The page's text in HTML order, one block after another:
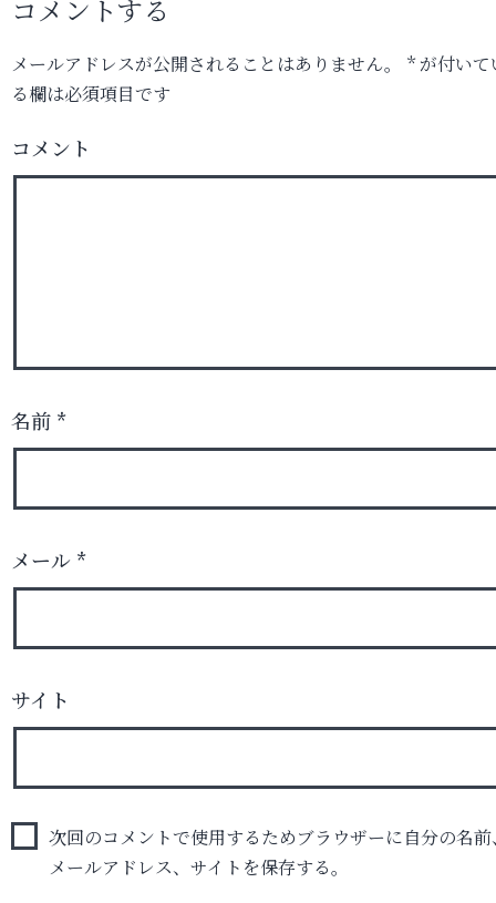
コメントする
メールアドレスが公開されることはありません。 *が付いて
る欄は必須項目です
コメント
名前 *
メール *
サイト
次回のコメントで使用するためブラウザーに自分の名前
メールアドレス、サイトを保存する。